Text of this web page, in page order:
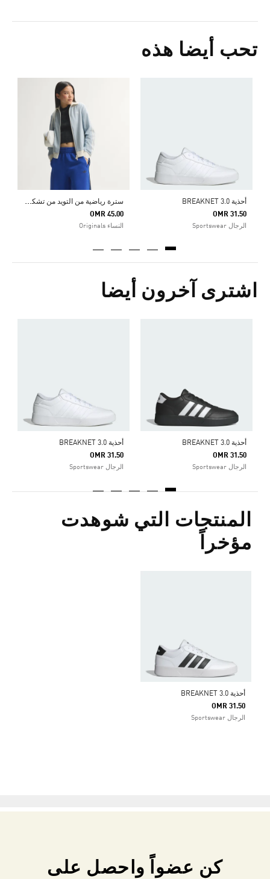
تحب أيضا هذه
أحذية BREAKNET 3.0
OMR 31.50
الرجال Sportswear
س
ترة رياضية من التويد من تشكيلة أوريجينالز
OMR 45.00
النساء Originals
اشترى آخرون أيضا
أحذية BREAKNET 3.0
OMR 31.50
الرجال Sportswear
أحذية BREAKNET 3.0
OMR 31.50
الرجال Sportswear
المنتجات التي شوهدت
مؤخراً
أحذية BREAKNET 3.0
OMR 31.50
الرجال Sportswear
كن عضواً واحصل على